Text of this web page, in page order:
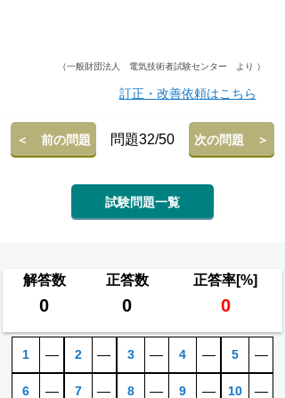
（一般財団法人 電気技術者試験センター より ）
訂正・改善依頼はこちら
＜ 前の問題 問題32/50 次の問題 ＞
試験問題一覧
解答数 正答数 正答率[%]
0 0 0
1 ―
6 ―
2 ―
7 ―
3 ―
8 ―
4 ―
9 ―
5 ―
10 ―